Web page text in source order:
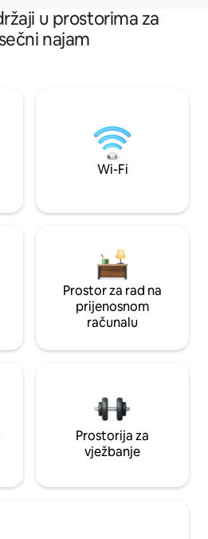
u prostorima za
najam
Wi-Fi
Prostor za rad na
prijenosnom
računalu
Prostorija za
vježbanje